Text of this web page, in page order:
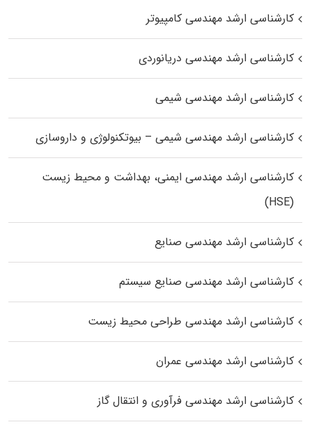
کارشناسی ارشد مهندسی کامپیوتر
کارشناسی ارشد مهندسی دریانوردی
کارشناسی ارشد مهندسی شیمی
کارشناسی ارشد مهندسی شیمی – بیوتکنولوژی و داروسازی
کارشناسی ارشد مهندسی ایمنی، بهداشت و محیط زیست
(HSE)
کارشناسی ارشد مهندسی صنایع
کارشناسی ارشد مهندسی صنایع سیستم
کارشناسی ارشد مهندسی طراحی محیط زیست
کارشناسی ارشد مهندسی عمران
کارشناسی ارشد مهندسی فرآوری و انتقال گاز